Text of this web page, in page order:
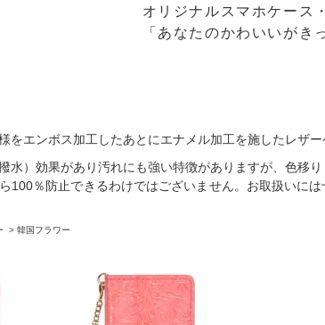
オリジナルスマホケース
「あなたのかわいいがき
をエンボス加工したあとにエナメル加工を施したレザー
水）効果があり汚れにも強い特徴がありますが、色移
100％防止できるわけではございません。お取扱いには
> 韓国フラワー